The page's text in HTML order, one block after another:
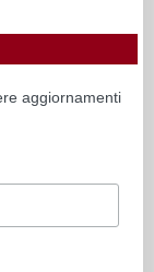
aggiornamenti